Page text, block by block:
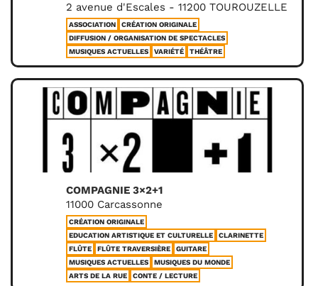
2 avenue d'Escales - 11200 TOUROUZELLE
ASSOCIATION
CRÉATION ORIGINALE
DIFFUSION / ORGANISATION DE SPECTACLES
MUSIQUES ACTUELLES
VARIÉTÉ THÉÂTRE
COMPAGNIE 3×2+1
11000 Carcassonne
CRÉATION ORIGINALE
EDUCATION ARTISTIQUE ET CULTURELLE
CLARINETTE
FLÛTE
FLÛTE TRAVERSIÈRE
GUITARE
MUSIQUES ACTUELLES
MUSIQUES DU MONDE
ARTS DE LA RUE
CONTE / LECTURE